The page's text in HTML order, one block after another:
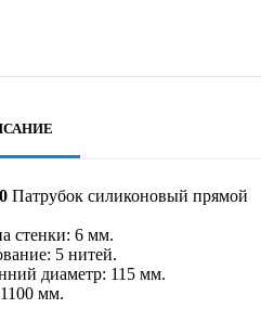
Патрубок силиконовый прямой
стенки: 6 мм.
5 нитей.
диаметр: 115 мм.
мм.